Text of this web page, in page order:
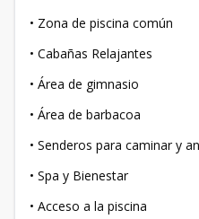
• Zona de piscina común
• Cabañas Relajantes
• Área de gimnasio
• Área de barbacoa
• Senderos para caminar y
• Spa y Bienestar
• Acceso a la piscina